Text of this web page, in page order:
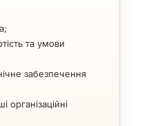
та умови
забезпечення
організаційні